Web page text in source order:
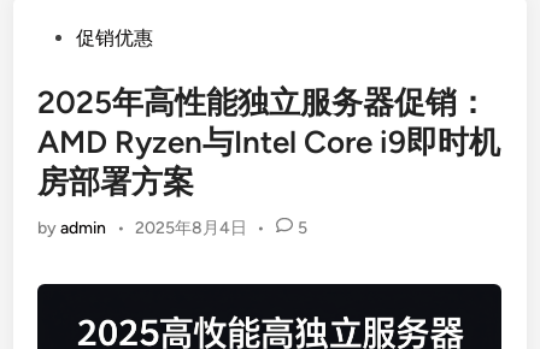
Posted促销优惠
2025年高性能独立服务器促销：
AMD Ryzen与Intel Core i9即时机
房部署方案
byadmin • 2025年8月4日 • 5